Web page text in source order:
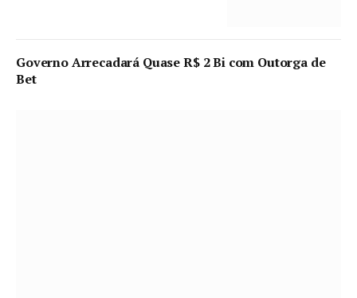
Governo Arrecadará Quase R$ 2 Bi com Outorga de
Bet